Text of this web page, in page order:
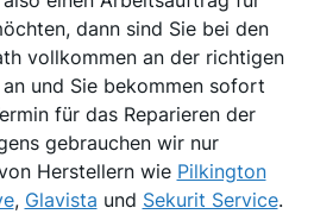
dann sind Sie bei den
vollkommen an der richtigen
und Sie bekommen sofort
für das Reparieren der
gebrauchen wir nur
Herstellern wie Pilkington
, Glavista und Sekurit Service.